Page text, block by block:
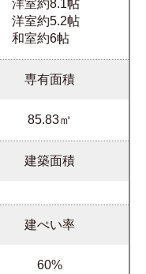
洋室約8.1帖
洋室約5.2帖
和室約6帖
専有面積
85.83㎡
建築面積
建ぺい率
60%